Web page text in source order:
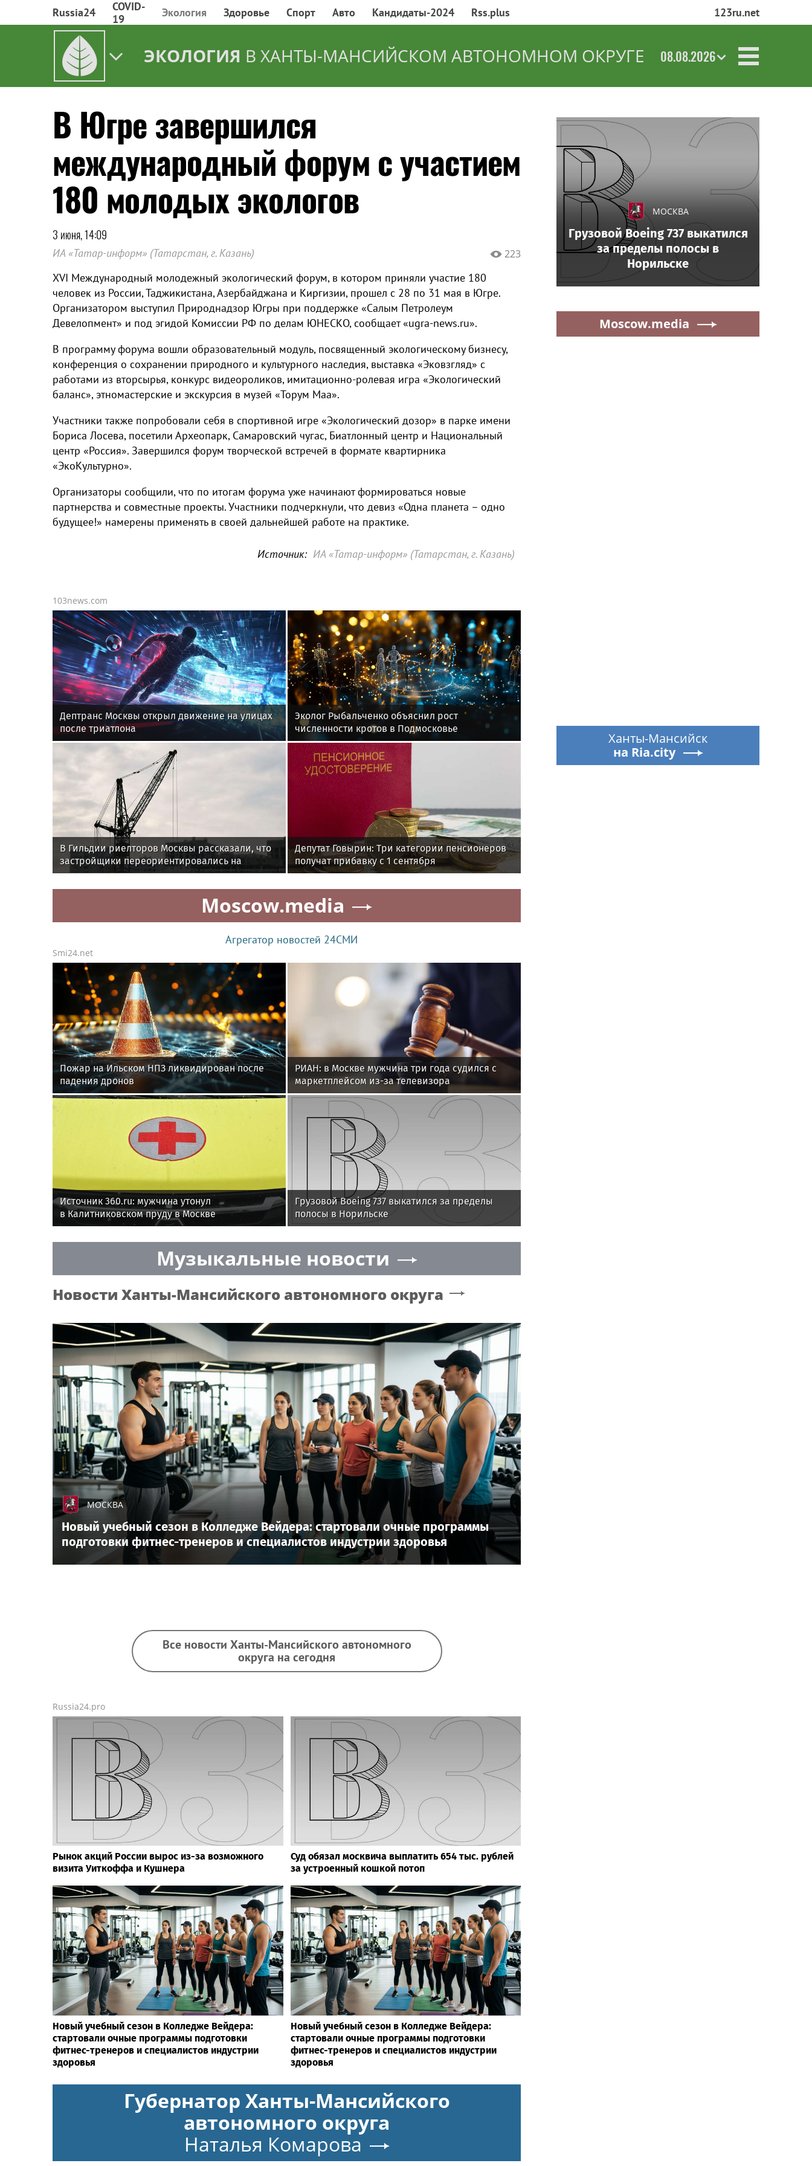
Russia24
COVID-
19
Экология Здоровье Спорт Авто Кандидаты-2024 Rss.plus 123ru.net
ЭКОЛОГИЯ В ХАНТЫ-МАНСИЙСКОМ АВТОНОМНОМ ОКРУГЕ 08.08.2026
В Югре завершился
международный форум с участием
180 молодых экологов
3 июня, 14:09
ИА «Татар-информ» (Татарстан, г. Казань) 223
XVI Международный молодежный экологический форум, в котором приняли участие 180
человек из России, Таджикистана, Азербайджана и Киргизии, прошел с 28 по 31 мая в Югре.
Организатором выступил Природнадзор Югры при поддержке «Салым Петролеум
Девелопмент» и под эгидой Комиссии РФ по делам ЮНЕСКО, сообщает «ugra-news.ru».
В программу форума вошли образовательный модуль, посвященный экологическому бизнесу,
конференция о сохранении природного и культурного наследия, выставка «Эковзгляд» с
работами из вторсырья, конкурс видеороликов, имитационно-ролевая игра «Экологический
баланс», этномастерские и экскурсия в музей «Торум Маа».
Участники также попробовали себя в спортивной игре «Экологический дозор» в парке имени
Бориса Лосева, посетили Археопарк, Самаровский чугас, Биатлонный центр и Национальный
центр «Россия». Завершился форум творческой встречей в формате квартирника
«ЭкоКультурно».
Организаторы сообщили, что по итогам форума уже начинают формироваться новые
партнерства и совместные проекты. Участники подчеркнули, что девиз «Одна планета – одно
будущее!» намерены применять в своей дальнейшей работе на практике.
Источник: ИА «Татар-информ» (Татарстан, г. Казань)
103news.com
Дептранс Москвы открыл движение на улицах
после триатлона
Эколог Рыбальченко объяснил рост
численности кротов в Подмосковье
В Гильдии риелторов Москвы рассказали, что
застройщики переориентировались на
региональные рынки
Депутат Говырин: Три категории пенсионеров
получат прибавку с 1 сентября
Moscow.media
Агрегатор новостей 24СМИ
Smi24.net
Пожар на Ильском НПЗ ликвидирован после
падения дронов
РИАН: в Москве мужчина три года судился с
маркетплейсом из-за телевизора
Источник 360.ru: мужчина утонул
в Калитниковском пруду в Москве
Грузовой Boeing 737 выкатился за пределы
полосы в Норильске
Музыкальные новости
Новости Ханты-Мансийского автономного округа
МОСКВА
Новый учебный сезон в Колледже Вейдера: стартовали очные программы
подготовки фитнес-тренеров и специалистов индустрии здоровья
Все новости Ханты-Мансийского автономного
округа на сегодня
Russia24.pro
Рынок акций России вырос из-за возможного
визита Уиткоффа и Кушнера
Суд обязал москвича выплатить 654 тыс. рублей
за устроенный кошкой потоп
Новый учебный сезон в Колледже Вейдера:
стартовали очные программы подготовки
фитнес-тренеров и специалистов индустрии
здоровья
Новый учебный сезон в Колледже Вейдера:
стартовали очные программы подготовки
фитнес-тренеров и специалистов индустрии
здоровья
Губернатор Ханты-Мансийского
автономного округа
Наталья Комарова
МОСКВА
Грузовой Boeing 737 выкатился
за пределы полосы в
Норильске
Moscow.media
Ханты-Мансийск
на Ria.city